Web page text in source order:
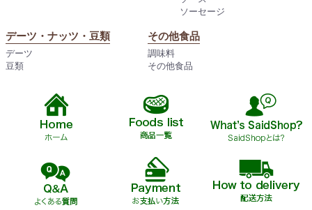
ソーセージ
デーツ・ナッツ・豆類
デーツ
豆類
その他食品
調味料
その他食品